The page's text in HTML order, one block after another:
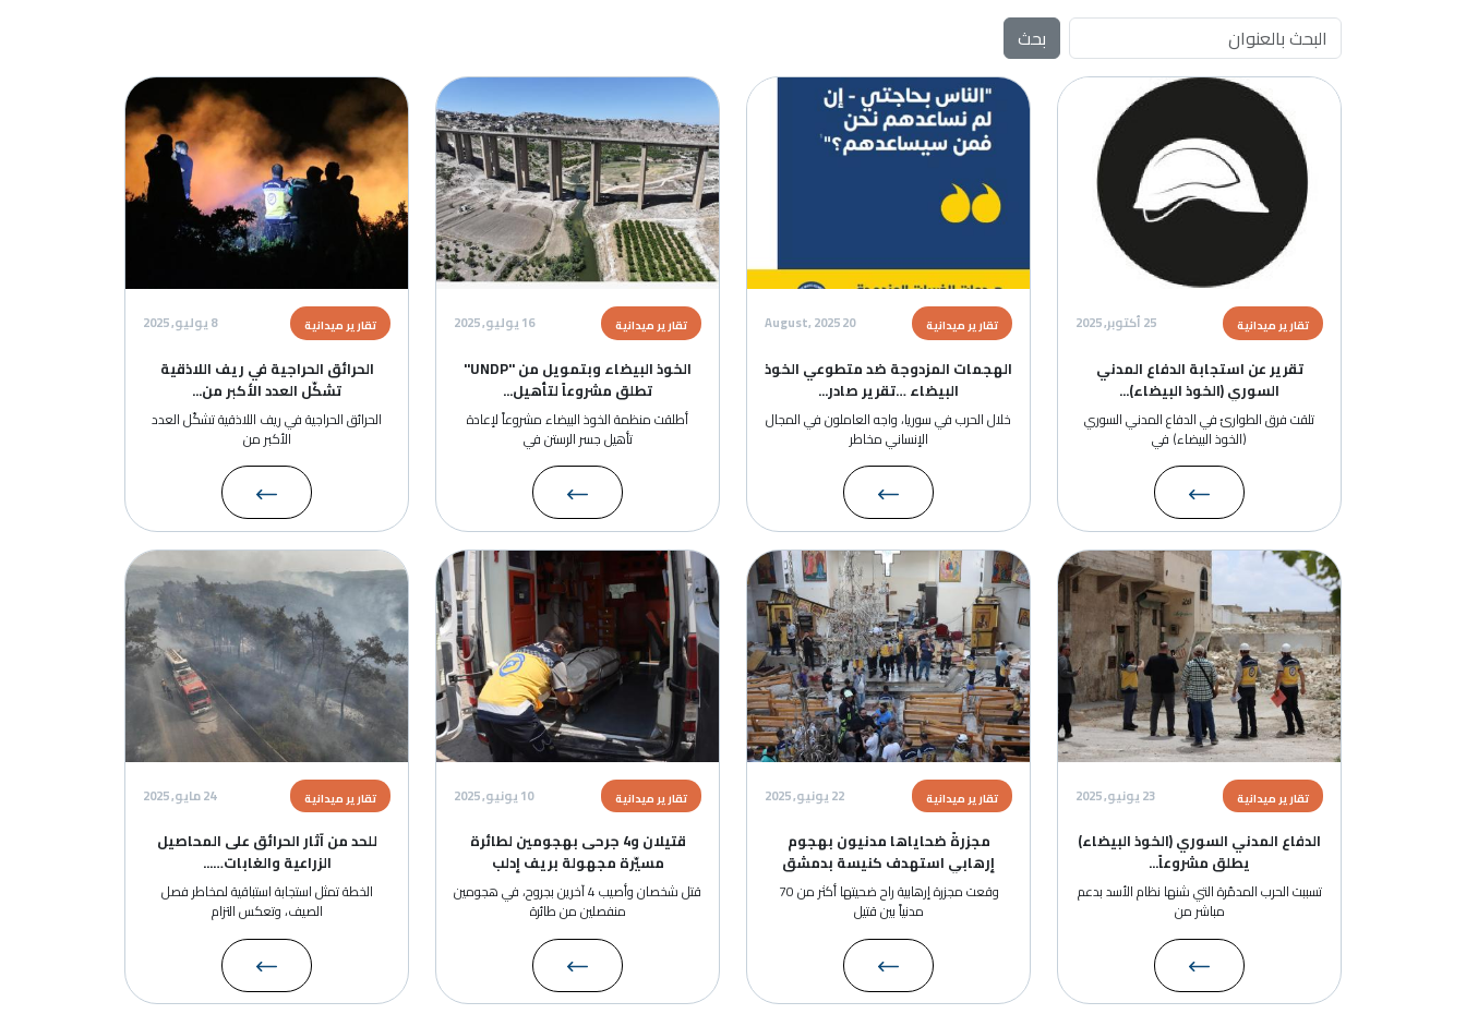
25 أكتوبر, 2025
تقرير عن استجابة الدفاع المدني
السوري (الخوذ البيضاء)...
تلقت فرق الطوارئ في الدفاع المدني السوري
الصورة
تقارير ميدانية 20 August, 2025
الهجمات المزدوجة ضد متطوعي الخوذ
البيضاء …تقرير صادر...
خلال الحرب في سوريا، واجه العاملون في المجال
الصورة
تقارير ميدانية 16 يوليو, 2025
الخوذ البيضاء وبتمويل من "UNDP"
تطلق مشروعاً لتأهيل...
أطلقت منظمة الخوذ البيضاء مشروعاً لإعادة
الصورة
تقارير ميدانية 8 يوليو, 2025
الحرائق الحراجية في ريف اللاذقية
تشكّل العدد الأكبر من...
الحرائق الحراجية في ريف اللاذقية تشكّل العدد
23 يونيو, 2025
الدفاع المدني السوري (الخوذ البيضاء)
تسببت الحرب المدمّرة التي شنها نظام الأسد بدعم
الصورة
تقارير ميدانية 22 يونيو, 2025
مجزرةً ضحاياها مدنيون بهجوم
إرهابي استهدف كنيسة بدمشق
وقعت مجزرة إرهابية راح ضحيتها أكثر من 70
الصورة
تقارير ميدانية 10 يونيو, 2025
قتيلان و4 جرحى بهجومين لطائرة
مسيّرة مجهولة بريف إدلب
قتل شخصان وأصيب 4 آخرين بجروح، في هجومين
الصورة
تقارير ميدانية 24 مايو, 2025
للحد من آثار الحرائق على المحاصيل
الزراعية والغابات…...
الخطة تمثل استجابة استباقية لمخاطر فصل